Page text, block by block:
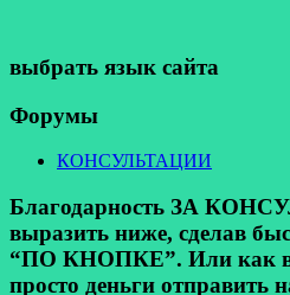
выбрать язык сайта
Форумы
КОНСУЛЬТАЦИИ
Благодарность ЗА
выразить ниже, сделав
“ПО КНОПКЕ”. Или как
просто деньги отправить